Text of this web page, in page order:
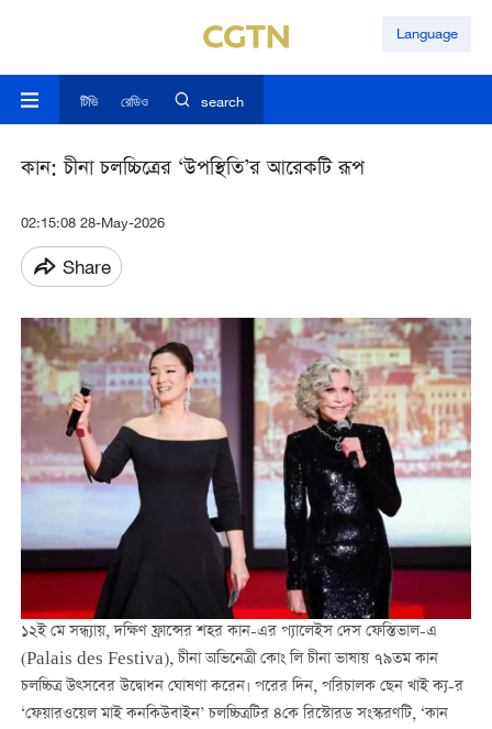
Language
টিভি রেডিও search
কান: চীনা চলচ্চিত্রের ‘উপস্থিতি’র আরেকটি রূপ
02:15:08 28-May-2026
Share
১২ই মে সন্ধ্যায়, দক্ষিণ ফ্রান্সের শহর কান-এর প্যালেইস দেস ফেস্তিভাল-এ
(Palais des Festiva), চীনা অভিনেত্রী কোং লি চীনা ভাষায় ৭৯তম কান
চলচ্চিত্র উত্সবের উদ্বোধন ঘোষণা করেন। পরের দিন, পরিচালক ছেন খাই ক্য-র
‘ফেয়ারওয়েল মাই কনকিউবাইন’ চলচ্চিত্রটির ৪কে রিস্টোরড সংস্করণটি, ‘কান